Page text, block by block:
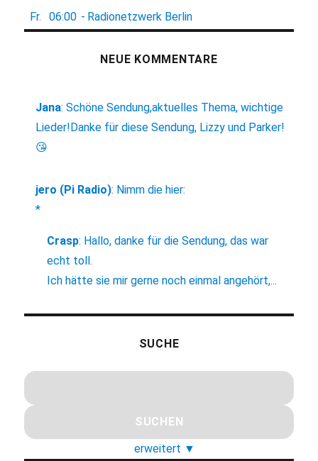
Fr.
06:00 - Radionetzwerk Berlin
NEUE KOMMENTARE
Jana:Schöne Sendung,aktuelles Thema, wichtige
Lieder!Danke für diese Sendung, Lizzy und Parker!
😘
jero (Pi Radio): Nimm die hier:
*
Crasp: Hallo, danke für die Sendung, das war
echt toll.
Ich hätte sie mir gerne noch einmal angehört,...
SUCHE
erweitert ▼